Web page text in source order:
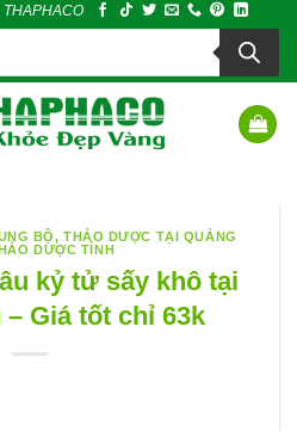
BỘ,THẢO DƯỢC TẠI QUẢNG
DƯỢC TỈNH
kỷ tử sấy khô tại
Giá tốt chỉ 63k